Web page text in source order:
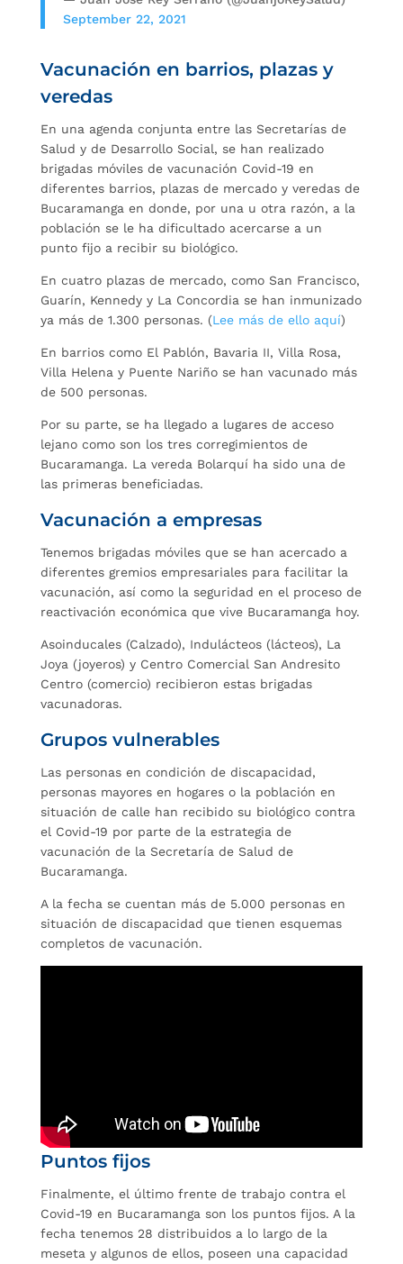
September 22, 2021
Vacunación en barrios, plazas y
veredas
En una agenda conjunta entre las Secretarías de
Salud y de Desarrollo Social, se han realizado
brigadas móviles de vacunación Covid-19 en
diferentes barrios, plazas de mercado y veredas de
Bucaramanga en donde, por una u otra razón, a la
población se le ha dificultado acercarse a un
punto fijo a recibir su biológico.
En cuatro plazas de mercado, como San Francisco,
Guarín, Kennedy y La Concordia se han inmunizado
ya más de 1.300 personas. (Lee más de ello aquí)
En barrios como El Pablón, Bavaria II, Villa Rosa,
Villa Helena y Puente Nariño se han vacunado más
de 500 personas.
Por su parte, se ha llegado a lugares de acceso
lejano como son los tres corregimientos de
Bucaramanga. La vereda Bolarquí ha sido una de
las primeras beneficiadas.
Vacunación a empresas
Tenemos brigadas móviles que se han acercado a
diferentes gremios empresariales para facilitar la
vacunación, así como la seguridad en el proceso de
reactivación económica que vive Bucaramanga hoy.
Asoinducales (Calzado), Indulácteos (lácteos), La
Joya (joyeros) y Centro Comercial San Andresito
Centro (comercio) recibieron estas brigadas
vacunadoras.
Grupos vulnerables
Las personas en condición de discapacidad,
personas mayores en hogares o la población en
situación de calle han recibido su biológico contra
el Covid-19 por parte de la estrategia de
vacunación de la Secretaría de Salud de
Bucaramanga.
A la fecha se cuentan más de 5.000 personas en
situación de discapacidad que tienen esquemas
completos de vacunación.
Puntos fijos
Finalmente, el último frente de trabajo contra el
Covid-19 en Bucaramanga son los puntos fijos. A la
fecha tenemos 28 distribuidos a lo largo de la
meseta y algunos de ellos, poseen una capacidad